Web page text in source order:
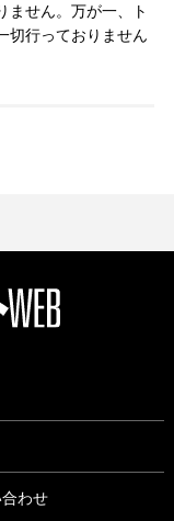
ません。万が一、ト
切行っておりません
わせ